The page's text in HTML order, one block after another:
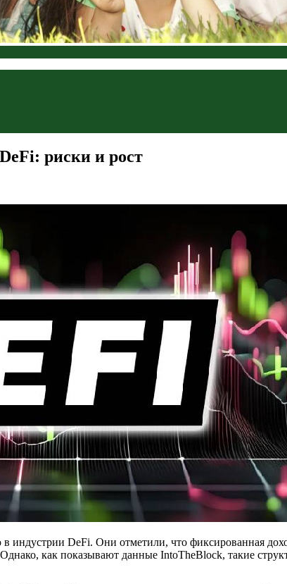
риски и рост
индустрии DeFi. Они отметили, что фиксированная
как показывают данные IntoTheBlock, такие